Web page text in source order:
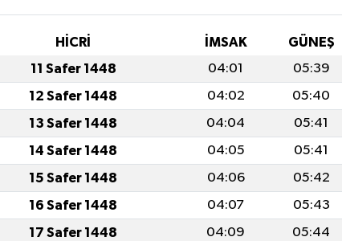
HİCRİ İMSAK GÜNEŞ
11 Safer 1448 04:01 05:39
12 Safer 1448 04:02 05:40
13 Safer 1448 04:04 05:41
14 Safer 1448 04:05 05:41
15 Safer 1448 04:06 05:42
16 Safer 1448 04:07 05:43
17 Safer 1448 04:09 05:44